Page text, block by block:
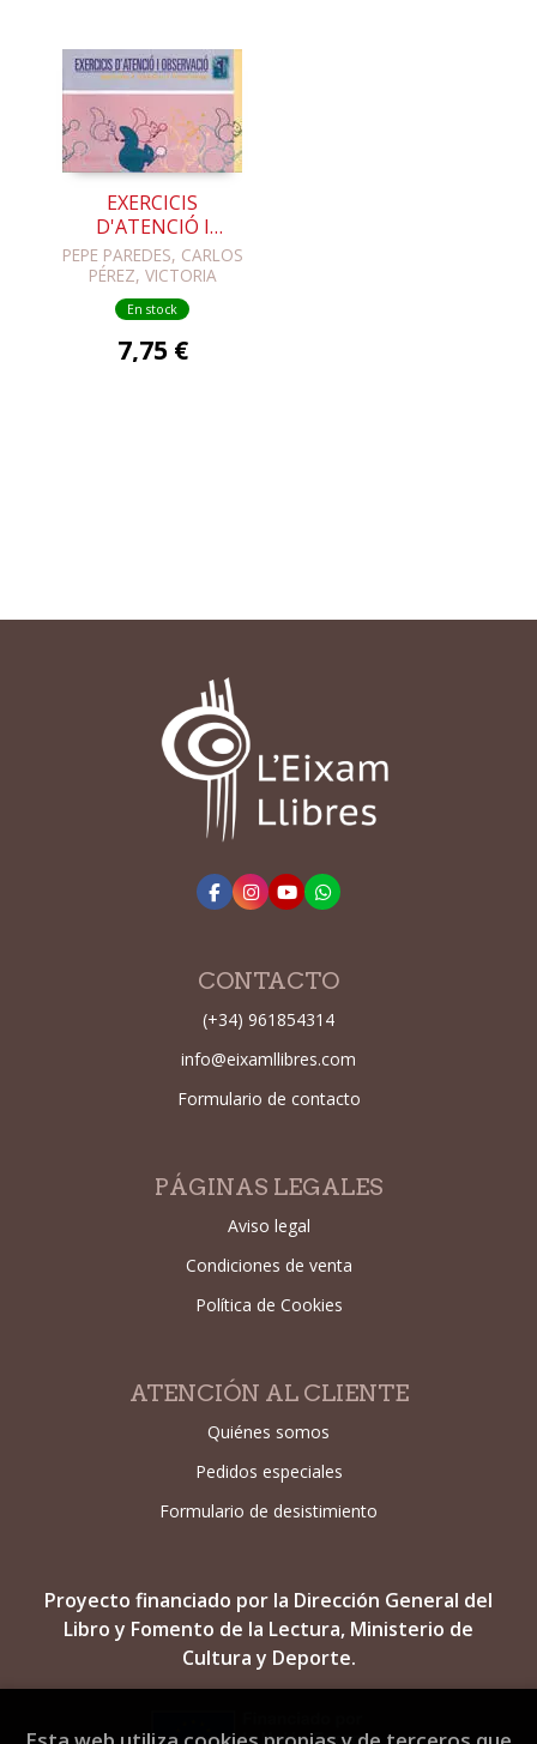
EXERCICIS
D'ATENCIÓ I
OBSERVACIÓ 1
PEPE PAREDES, CARLOS
PÉREZ, VICTORIA
FERRANDO
En stock
7,75 €
CONTACTO
(+34) 961854314
info@eixamllibres.com
Formulario de contacto
PÁGINAS LEGALES
Aviso legal
Condiciones de venta
Política de Cookies
ATENCIÓN AL CLIENTE
Quiénes somos
Pedidos especiales
Formulario de desistimiento
Proyecto financiado por la Dirección General del
Libro y Fomento de la Lectura, Ministerio de
Cultura y Deporte.